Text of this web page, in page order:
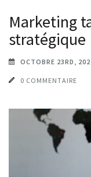
Marketing
stratégique
OCTOBRE 23RD,
0 COMMENTAIRE